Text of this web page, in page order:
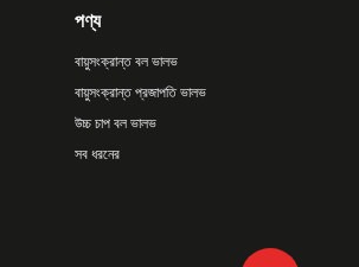
পণ্য
বায়ুসংক্রান্ত বল ভালভ
বায়ুসংক্রান্ত প্রজাপতি ভালভ
উচ্চ চাপ বল ভালভ
সব ধরনের